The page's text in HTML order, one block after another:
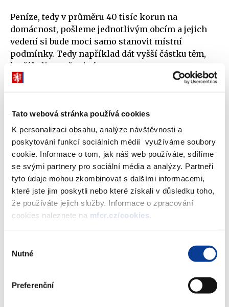
Tato webová stránka používá cookies
K personalizaci obsahu, analýze návštěvnosti a
poskytování funkcí sociálních médií využíváme soubory
cookie. Informace o tom, jak náš web používáte, sdílíme
se svými partnery pro sociální média a analýzy. Partneři
tyto údaje mohou zkombinovat s dalšími informacemi,
které jste jim poskytli nebo které získali v důsledku toho,
že používáte jejich služby. Informace o zpracování
cookies naleznete na mfcr.cz/cookies.
souhlasu
Nutné
Preferenční
Peníze, tedy v průměru 40 tisíc korun na
domácnost, pošleme jednotlivým obcím a jejich
vedení si bude moci samo stanovit místní
podmínky. Tedy například dát vyšší částku těm,
kteří byli zasaženi více.
ministr financí
„Peníze, tedy v průměru 40 tisíc korun na domácnost, pošleme
jednotlivým obcím a jejich vedení si bude moci samo stanovit
místní podmínky. Tedy například dát vyšší částku těm, kteří byli
zasaženi více. Je to z našeho pohledu efektivní, protože z centrální
úrovně ministerstev nejsme schopni tyto jednotlivé případy rozlišit,
naopak to dokáží konkrétní radnice,“vysvětlil ministr financí s tím,
že jde o první a okamžitou pomoc domácnostem, ale také
museli zasažené rodiny investovat do toho, aby svou tíživou
pomoc také v sociální oblasti, kdy ministr práce a sociálních věcí
Marian Jurečka, který byl na dnešním jednání rovněž přítomen, v